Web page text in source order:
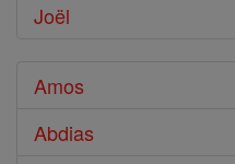
Joël
Amos
Abdias